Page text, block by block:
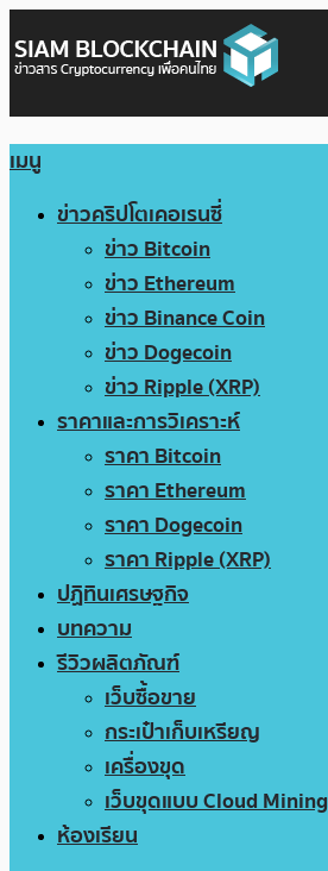
เมนู
ข่าวคริปโตเคอเรนซี่
ข่าว Bitcoin
ข่าว Ethereum
ข่าว Binance Coin
ข่าว Dogecoin
ข่าว Ripple (XRP)
ราคาและการวิเคราะห์
ราคา Bitcoin
ราคา Ethereum
ราคา Dogecoin
ราคา Ripple (XRP)
ปฏิทินเศรษฐกิจ
บทความ
รีวิวผลิตภัณฑ์
เว็บซื้อขาย
กระเป๋าเก็บเหรียญ
เครื่องขุด
เว็บขุดแบบ Cloud Mining
ห้องเรียน